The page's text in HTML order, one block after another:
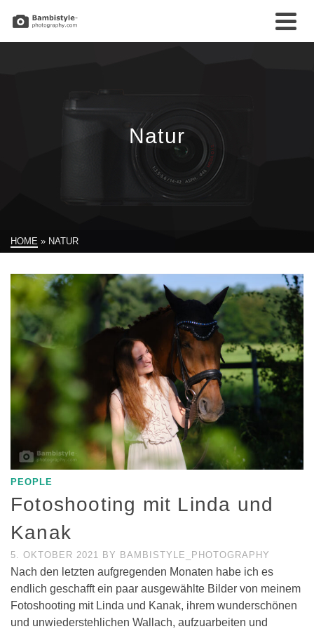
Natur
HOME » NATUR
PEOPLE
Fotoshooting mit Linda und
Kanak
5. OKTOBER 2021 BY BAMBISTYLE_PHOTOGRAPHY
Nach den letzten aufgregenden Monaten habe ich es
endlich geschafft ein paar ausgewählte Bilder von meinem
Fotoshooting mit Linda und Kanak, ihrem wunderschönen
und unwiederstehlichen Wallach, aufzuarbeiten und